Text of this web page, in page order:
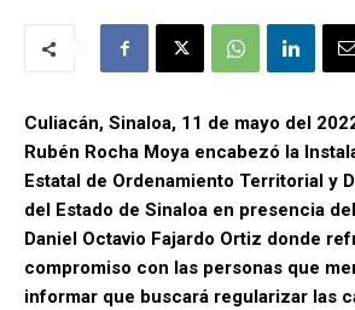
Culiacán, Sinaloa, 11 de mayo del
Rubén Rocha Moya encabezó la
Estatal de Ordenamiento Territorial y
del Estado de Sinaloa en presencia
Daniel Octavio Fajardo Ortiz donde
compromiso con las personas que
informar que buscará regularizar las